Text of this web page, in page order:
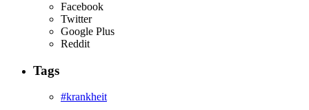
Facebook
Twitter
Google Plus
Reddit
Tags
#krankheit